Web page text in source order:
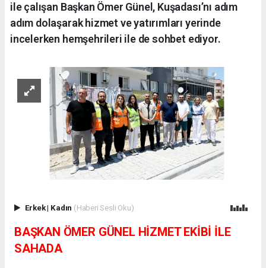
ile çalışan Başkan Ömer Günel, Kuşadası’nı adım
adım dolaşarak hizmet ve yatırımları yerinde
incelerken hemşehrileri ile de sohbet ediyor.
Erkek| Kadın (Haberi Sesli Oku)
BAŞKAN ÖMER GÜNEL HİZMET EKİBİ İLE
SAHADA